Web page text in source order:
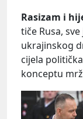
Rasizam i
tiče Rusa,
ukrajinskog
cijela
konceptu